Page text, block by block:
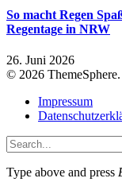
So macht Regen
Regentage in NRW
26. Juni 2026
© 2026
Impressum
Type above and press